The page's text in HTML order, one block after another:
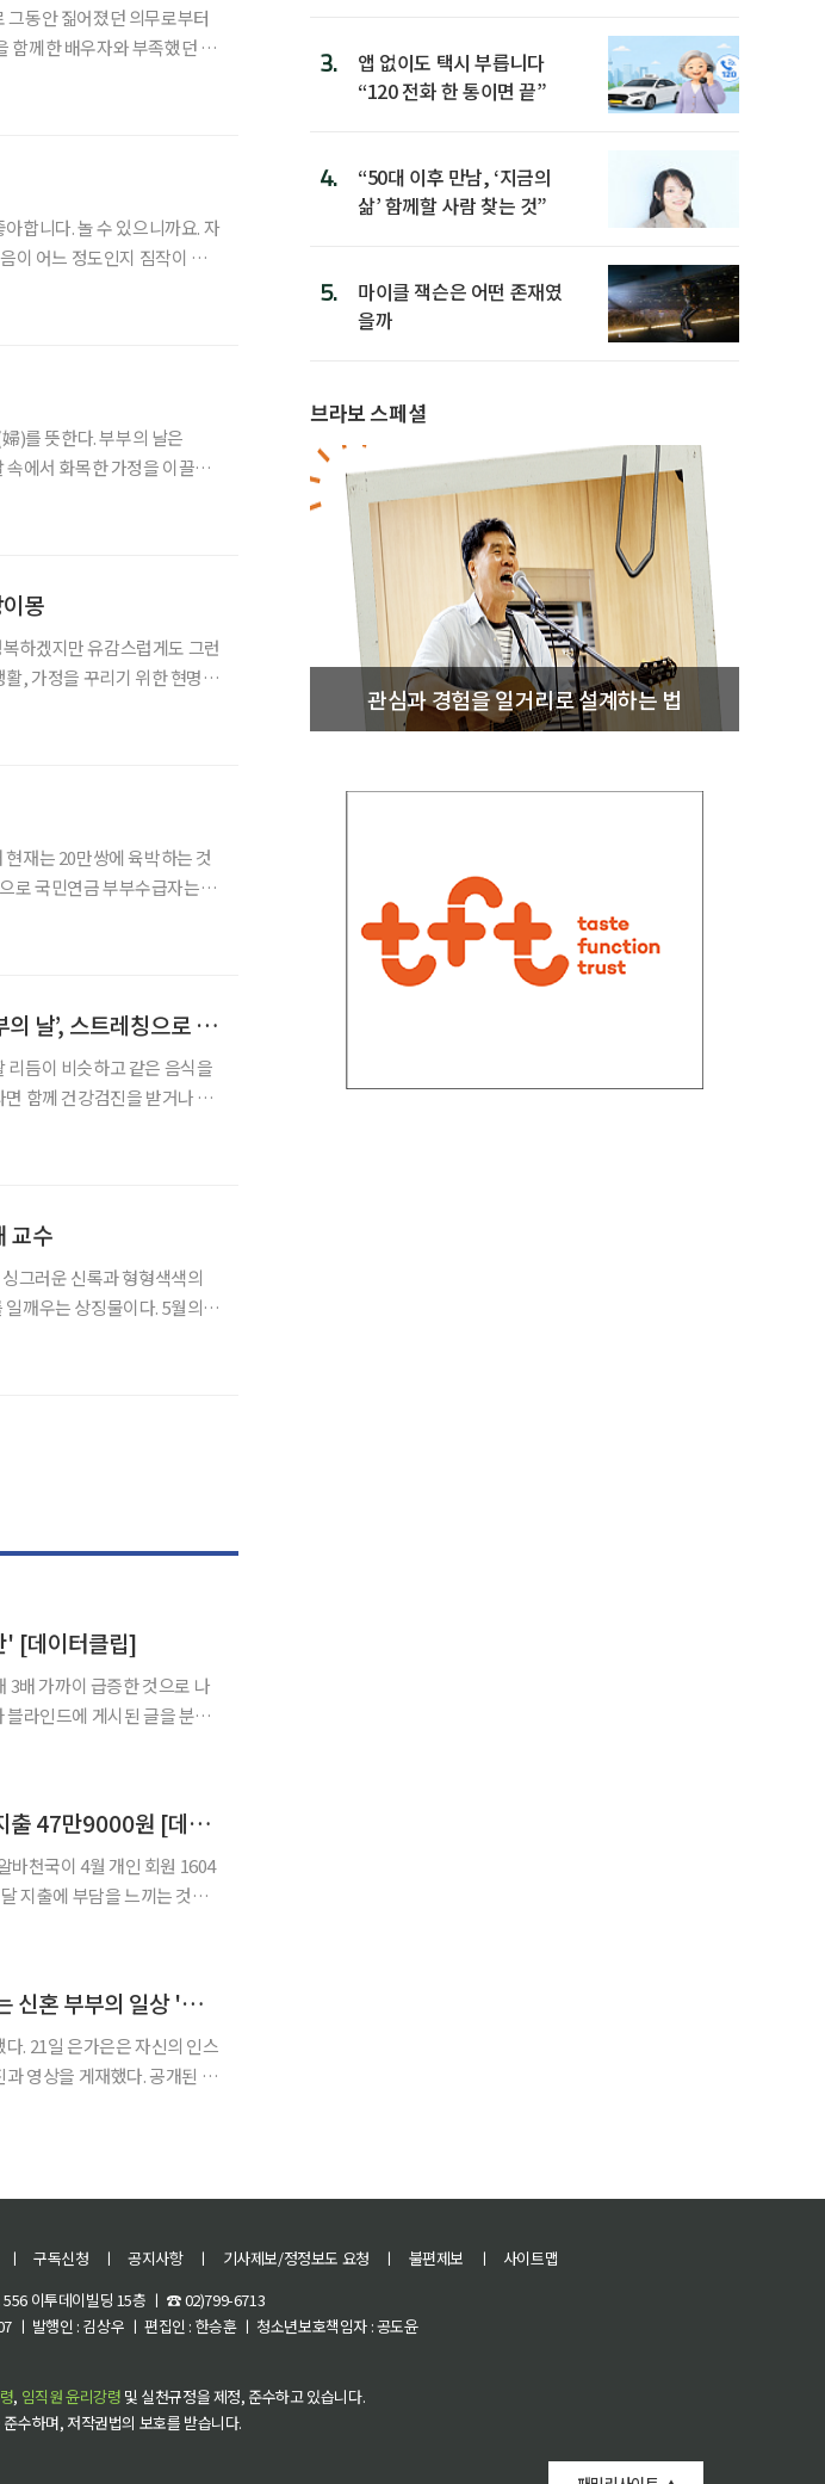
함께한 배우자와 부족했던 대
합니다. 놀 수 있으니까요. 자
이 어느 정도인지 짐작이 됩
. 부부의 날은
에서 화목한 가정을 이끌어
몽
하겠지만 유감스럽게도 그런
, 가정을 꾸리기 위한 현명한
[100세까지 건강하게] 둘이 하나되는 21일 ‘부부의 날’, 스트레칭으로 건강 챙기고 사랑도 키우자
함께 건강검진을 받거나 식
교수
그러운 신록과 형형색색의
' [데이터클립]
배 가까이 급증한 것으로 나
어린이날 가고 어버이날 온다…가정의 달 평균 지출 47만9000원 [데이터클립]
지출에 부담을 느끼는 것으
은가은♥박현호, "부부의 날 좋다"⋯꿀 떨어지는 신혼 부부의 일상 '훈훈'
스
게재했다. 공개된 사
3.
앱 없이도 택시 부릅니다
“120 전화 한 통이면 끝”
4.
“50대 이후 만남, ‘지금의
삶’ 함께할 사람 찾는 것”
5.
마이클 잭슨은 어떤 존재였
을까
브라보 스페셜
관심과 경험을 일거리로 설계하는 법
ㅣ 구독신청 ㅣ 공지사항 ㅣ 기사제보/정정보도 요청 ㅣ 불편제보 ㅣ
사이트맵
556 이투데이빌딩 15층 ㅣ ☎ 02)799-6713
ㅣ 발행인 : 김상우 ㅣ 편집인 : 한승훈 ㅣ 청소년보호책임자 : 공도윤
, 임직원 윤리강령 및 실천규정을 제정, 준수하고 있습니다.
수하며, 저작권법의 보호를 받습니다.